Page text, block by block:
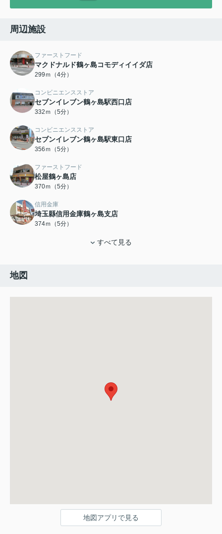
周辺施設
ファーストフード
マクドナルド鶴ヶ島コモディイイダ店
299ｍ（4分）
コンビニエンスストア
セブンイレブン鶴ヶ島駅西口店
332ｍ（5分）
コンビニエンスストア
セブンイレブン鶴ヶ島駅東口店
356ｍ（5分）
ファーストフード
松屋鶴ヶ島店
370ｍ（5分）
信用金庫
埼玉縣信用金庫鶴ヶ島支店
374ｍ（5分）
すべて見る
地図
地図アプリで見る